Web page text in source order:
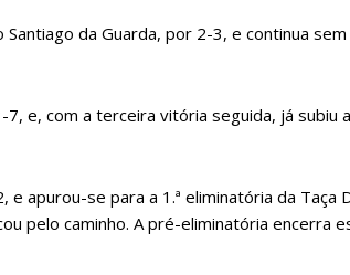
Escolha o plano de assinatura desejado:
da Guarda, por 2-3, e continua
e, com a terceira vitória seguida, já subiu
apurou-se para a 1.ª eliminatória da Taça
pelo caminho. A pré-eliminatória encerra